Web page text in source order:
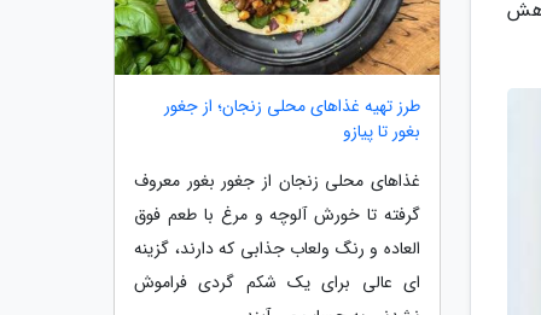
معرفی 10 روش برای کاهش
طرز تهیه غذاهای محلی زنجان؛ از جغور
بغور تا پیازو
غذاهای محلی زنجان از جغور بغور معروف
گرفته تا خورش آلوچه و مرغ با طعم فوق
العاده و رنگ ولعاب جذابی که دارند، گزینه
ای عالی برای یک شکم گردی فراموش